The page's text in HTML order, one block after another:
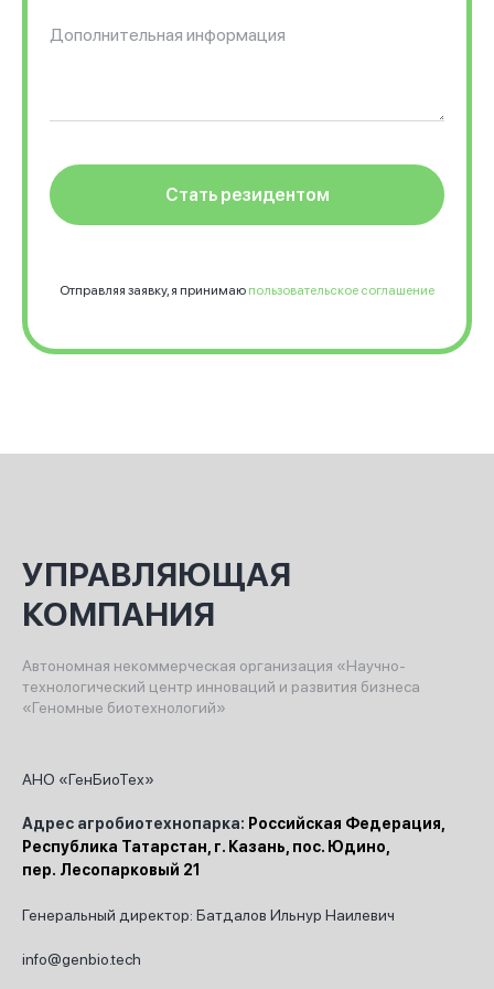
Стать резидентом
Отправляя заявку, я принимаюпользовательское соглашение
УПРАВЛЯЮЩАЯ
КОМПАНИЯ
Автономная некоммерческая организация «Научно-
технологический центр инноваций и развития бизнеса
«Геномные биотехнологий»
АНО «ГенБиоТех»
Адрес агробиотехнопарка: Российская Федерация,
Республика Татарстан, г. Казань, пос. Юдино,
пер. Лесопарковый 21
Генеральный директор: Батдалов Ильнур Наилевич
info@genbio.tech